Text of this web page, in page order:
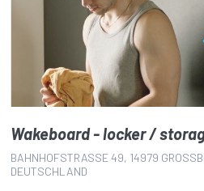
Wakeboard - locker /
BAHNHOFSTRASSE 49, 14979
UTSCHLAND